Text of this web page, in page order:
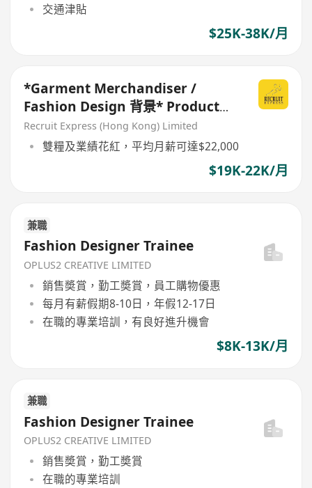
交通津貼
$25K-38K/月
*Garment Merchandiser /
Fashion Design 背景* Product
Developer (要有1年相關經驗)
Recruit Express (Hong Kong) Limited
雙糧及業績花紅，平均月薪可達$22,000
$19K-22K/月
兼職
Fashion Designer Trainee
OPLUS2 CREATIVE LIMITED
銷售奬賞，勤工奬賞，員工購物優惠
每月有薪假期8-10日，年假12-17日
在職的專業培訓，有良好進升機會
$8K-13K/月
兼職
Fashion Designer Trainee
OPLUS2 CREATIVE LIMITED
銷售奬賞，勤工奬賞
在職的專業培訓